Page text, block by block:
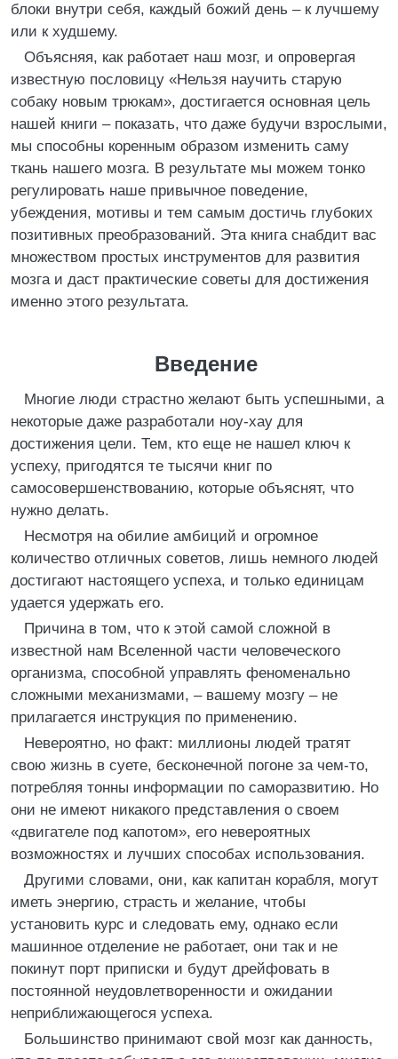
блоки внутри себя, каждый божий день – к лучшему
или к худшему.
Объясняя, как работает наш мозг, и опровергая
известную пословицу «Нельзя научить старую
собаку новым трюкам», достигается основная цель
нашей книги – показать, что даже будучи взрослыми,
мы способны коренным образом изменить саму
ткань нашего мозга. В результате мы можем тонко
регулировать наше привычное поведение,
убеждения, мотивы и тем самым достичь глубоких
позитивных преобразований. Эта книга снабдит вас
множеством простых инструментов для развития
мозга и даст практические советы для достижения
именно этого результата.
Введение
Многие люди страстно желают быть успешными, а
некоторые даже разработали ноу-хау для
достижения цели. Тем, кто еще не нашел ключ к
успеху, пригодятся те тысячи книг по
самосовершенствованию, которые объяснят, что
нужно делать.
Несмотря на обилие амбиций и огромное
количество отличных советов, лишь немного людей
достигают настоящего успеха, и только единицам
удается удержать его.
Причина в том, что к этой самой сложной в
известной нам Вселенной части человеческого
организма, способной управлять феноменально
сложными механизмами, – вашему мозгу – не
прилагается инструкция по применению.
Невероятно, но факт: миллионы людей тратят
свою жизнь в суете, бесконечной погоне за чем-то,
потребляя тонны информации по саморазвитию. Но
они не имеют никакого представления о своем
«двигателе под капотом», его невероятных
возможностях и лучших способах использования.
Другими словами, они, как капитан корабля, могут
иметь энергию, страсть и желание, чтобы
установить курс и следовать ему, однако если
машинное отделение не работает, они так и не
покинут порт приписки и будут дрейфовать в
постоянной неудовлетворенности и ожидании
неприближающегося успеха.
Большинство принимают свой мозг как данность,